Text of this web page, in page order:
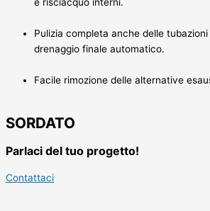
Pulizia completa anche delle
drenaggio finale automatico.
Facile rimozione delle alternative
SORDATO
Parlaci del tuo progetto!
Contattaci